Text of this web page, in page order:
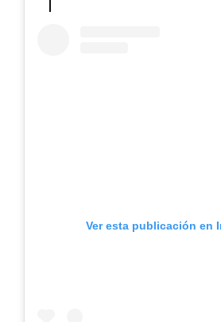
Ver esta publicación en